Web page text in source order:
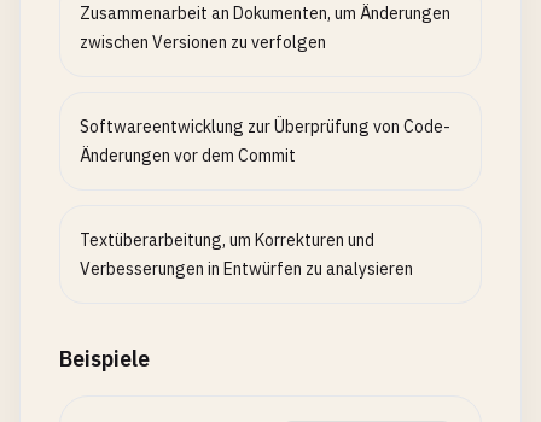
Zusammenarbeit an Dokumenten, um Änderungen
zwischen Versionen zu verfolgen
Softwareentwicklung zur Überprüfung von Code-
Änderungen vor dem Commit
Textüberarbeitung, um Korrekturen und
Verbesserungen in Entwürfen zu analysieren
Beispiele